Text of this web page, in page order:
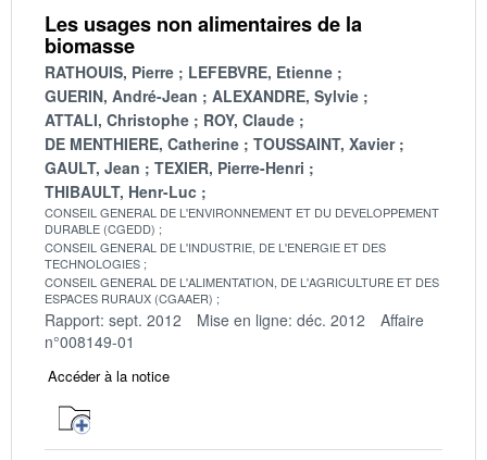
Les usages non alimentaires de la
biomasse
RATHOUIS, Pierre
LEFEBVRE, Etienne
GUERIN, André-Jean
ALEXANDRE, Sylvie
ATTALI, Christophe
ROY, Claude
DE MENTHIERE, Catherine
TOUSSAINT, Xavier
GAULT, Jean
TEXIER, Pierre-Henri
THIBAULT, Henr-Luc
CONSEIL GENERAL DE L'ENVIRONNEMENT ET DU DEVELOPPEMENT
DURABLE (CGEDD)
CONSEIL GENERAL DE L'INDUSTRIE, DE L'ENERGIE ET DES
TECHNOLOGIES
CONSEIL GENERAL DE L'ALIMENTATION, DE L'AGRICULTURE ET DES
ESPACES RURAUX (CGAAER)
Rapport: sept. 2012 Mise en ligne: déc. 2012
Affaire
n°008149-01
Accéder à la notice